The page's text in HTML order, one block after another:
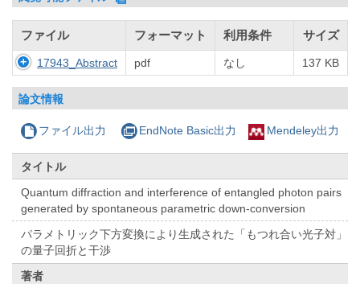
ファイル フォーマット 利用条件 サイズ
17943_Abstract pdf なし 137 KB
論文情報
ファイル出力 EndNote Basic出力 Mendeley出力
タイトル
Quantum diffraction and interference of entangled photon pairs
generated by spontaneous parametric down-conversion
パラメトリック下方変換により生成された「もつれ合い光子対」
の量子回折と干渉
著者